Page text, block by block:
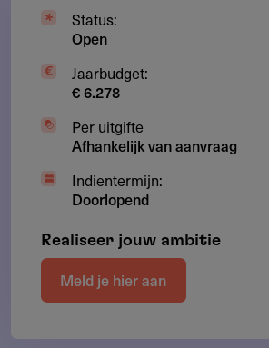
Status:
Open
Jaarbudget:
€ 6.278
Per uitgifte
Afhankelijk van aanvraag
Indientermijn:
Doorlopend
Realiseer jouw ambitie
Meld je hier aan